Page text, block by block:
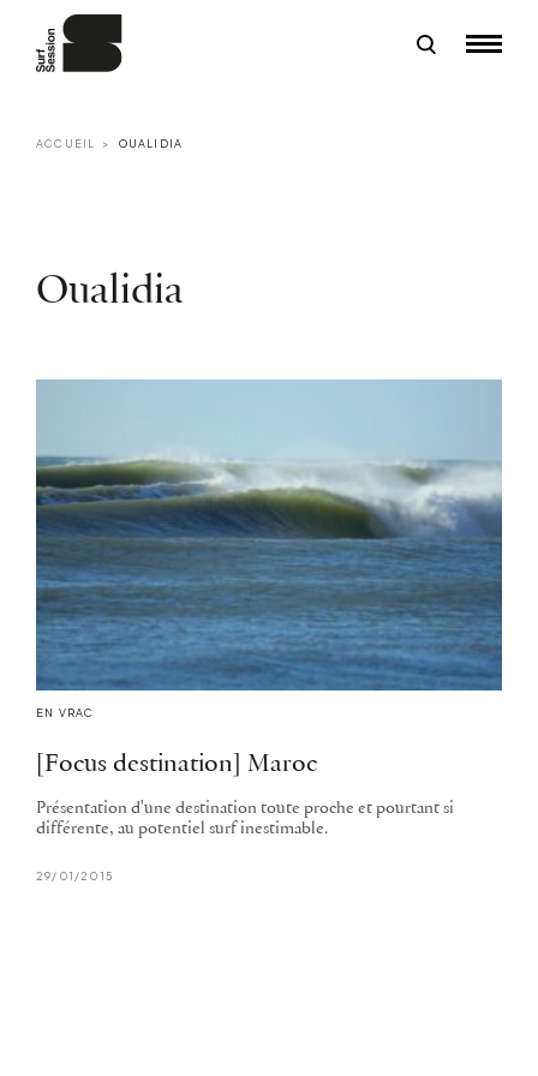
ACCUEIL OUALIDIA
Oualidia
EN VRAC
[Focus destination] Maroc
Présentation d'une destination toute proche et pourtant si
différente, au potentiel surf inestimable.
29/01/2015